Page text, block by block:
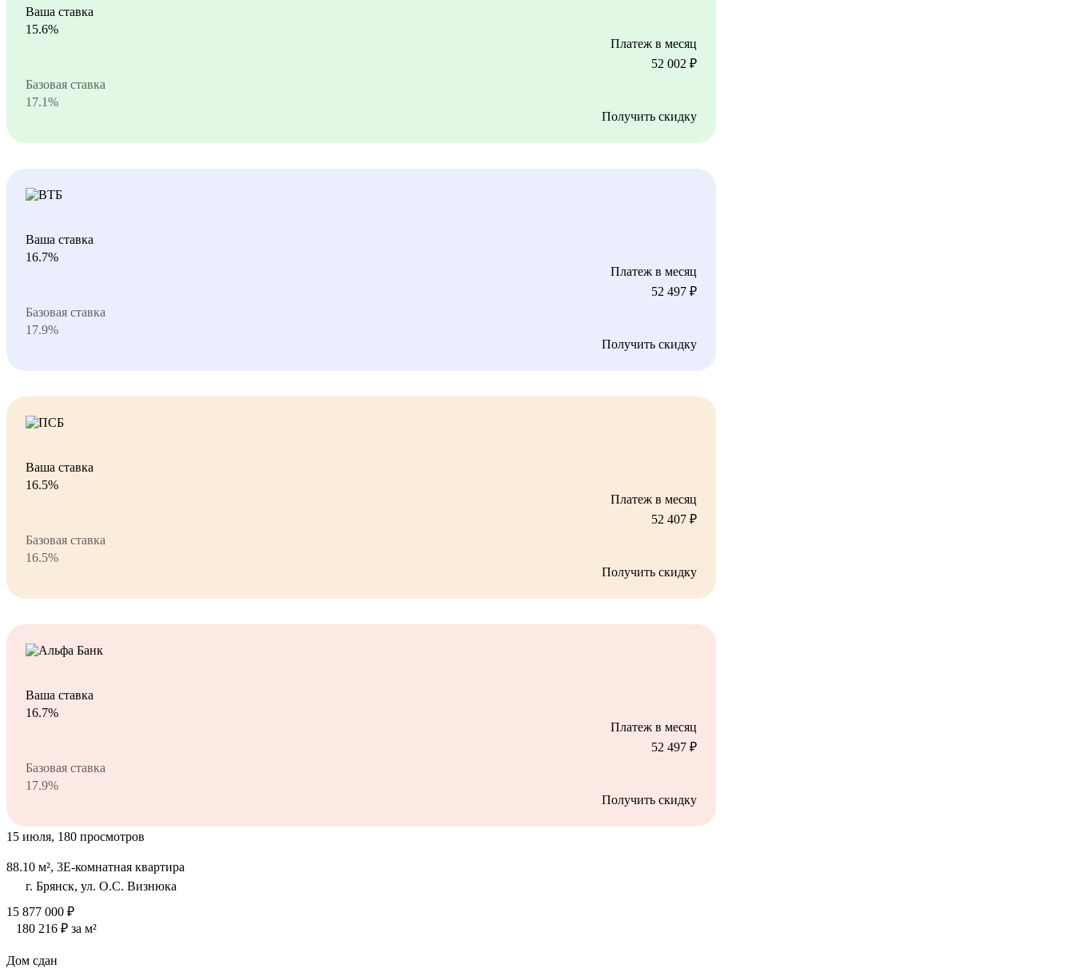
Ваша ставка
15.6%
Платеж в месяц
52 002 ₽
Базовая ставка
17.1%
Получить скидку
Ваша ставка
16.7%
Платеж в месяц
52 497 ₽
Базовая ставка
17.9%
Получить скидку
Ваша ставка
16.5%
Платеж в месяц
52 407 ₽
Базовая ставка
16.5%
Получить скидку
Ваша ставка
16.7%
Платеж в месяц
52 497 ₽
Базовая ставка
17.9%
Получить скидку
15 июля, 180 просмотров
88.10 м², 3Е-комнатная квартира
г. Брянск, ул. О.С. Визнюка
15 877 000 ₽
180 216 ₽ за м²
Дом сдан